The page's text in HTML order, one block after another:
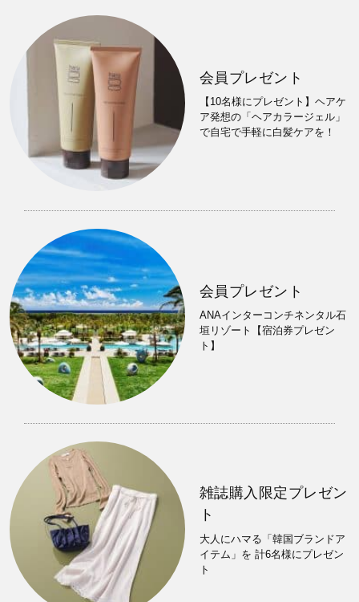
会員プレゼント
【10名様にプレゼント】ヘアケ
ア発想の「ヘアカラージェル」
で自宅で手軽に白髪ケアを！
会員プレゼント
ANAインターコンチネンタル石
垣リゾート【宿泊券プレゼン
ト】
雑誌購入限定プレゼン
ト
大人にハマる「韓国ブランドア
イテム」を 計6名様にプレゼン
ト